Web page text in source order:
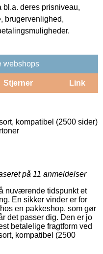
bl.a. deres prisniveau,
brugervenlighed,
webshops
Stjerner Link
kompatibel (2500 sider)
på 11 anmeldelser
nuværende tidspunkt et
En sikker vinder er for
en pakkeshop, som gør
det passer dig. Den er jo
betalelige fragtform ved
kompatibel (2500